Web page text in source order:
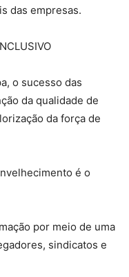
das empresas.
o sucesso das
da qualidade de
da força de
é o
por meio de uma
sindicatos e